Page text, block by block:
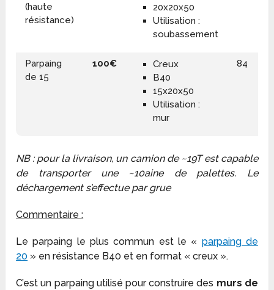
(haute
résistance)
20x20x50
Utilisation :
soubassement
Parpaing
de 15
100€
Creux
B40
15x20x50
Utilisation :
mur
84
NB : pour la livraison, un camion de ~19T est capable
de transporter une ~10aine de palettes. Le
déchargement s’effectue par grue
Commentaire :
Le parpaing le plus commun est le « parpaing de
20 » en résistance B40 et en format « creux ».
C’est un parpaing utilisé pour construire des murs de